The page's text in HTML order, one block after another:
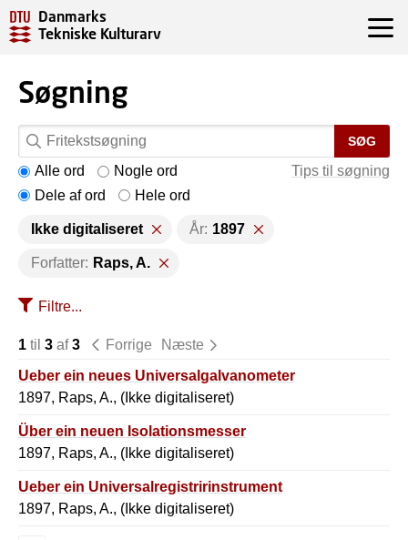
Danmarks
Tekniske Kulturarv
Søgning
SØG
Tips til søgning
Alle ord
Nogle ord
Dele af ord
Hele ord
Ikke digitaliseret År: 1897
Forfatter: Raps, A.
Filtre...
1 til 3 af3 Forrige
Næste
Ueber ein neues Universalgalvanometer
1897, Raps, A., (Ikke digitaliseret)
Über ein neuen Isolationsmesser
1897, Raps, A., (Ikke digitaliseret)
Ueber ein Universalregistririnstrument
1897, Raps, A., (Ikke digitaliseret)